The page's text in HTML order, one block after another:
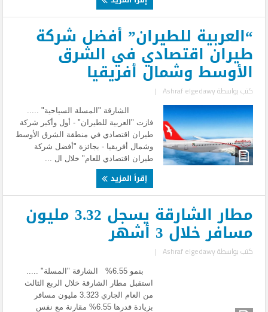
“العربية للطيران” أفضل شركة
طيران اقتصادي في الشرق
الأوسط وشمال أفريقيا
كتب بواسطةAshraf elgedawy
|
الشارقة "المسلة السياحية" .....
فازت "العربية للطيران" - أول وأكبر شركة
طيران اقتصادي في منطقة الشرق الأوسط
وشمال أفريقيا - بجائزة "أفضل شركة
طيران اقتصادي للعام" خلال ال ...
إقرأ المزيد
مطار الشارقة يسجل 3.32 مليون
مسافر خلال 3 أشهر
كتب بواسطةAshraf elgedawy
|
بنمو 6.55% الشارقة "المسلة" .....
استقبل مطار الشارقة خلال الربع الثالث
من العام الجاري 3.323 مليون مسافر
بزيادة قدرها 6.55% مقارنة مع نفس